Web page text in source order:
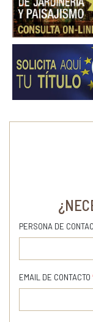
PERSONA DE
EMAIL DE CONTACTO